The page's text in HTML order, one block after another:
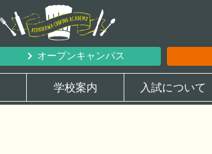
オープンキャンパス
学校案内 入試について